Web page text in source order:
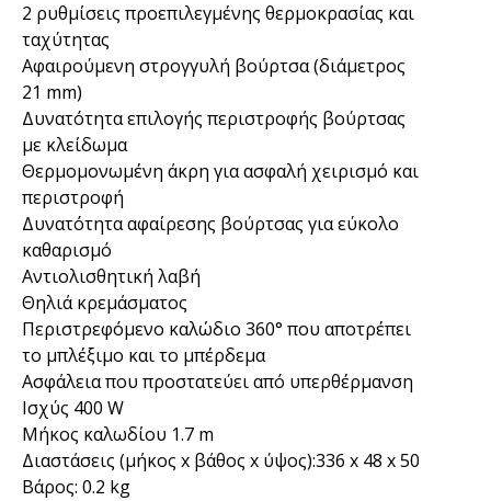
2 ρυθμίσεις προεπιλεγμένης θερμοκρασίας και
ταχύτητας
Αφαιρούμενη στρογγυλή βούρτσα (διάμετρος
21 mm)
Δυνατότητα επιλογής περιστροφής βούρτσας
με κλείδωμα
Θερμομονωμένη άκρη για ασφαλή χειρισμό και
περιστροφή
Δυνατότητα αφαίρεσης βούρτσας για εύκολο
καθαρισμό
Αντιολισθητική λαβή
Θηλιά κρεμάσματος
Περιστρεφόμενο καλώδιο 360° που αποτρέπει
το μπλέξιμο και το μπέρδεμα
Ασφάλεια που προστατεύει από υπερθέρμανση
Ισχύς 400 W
Μήκος καλωδίου 1.7 m
Διαστάσεις (μήκος x βάθος x ύψος):336 x 48 x 50
Βάρος: 0.2 kg